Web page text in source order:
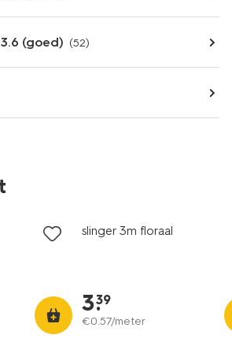
(goed) (52)
slinger 3m floraal
3.
39
€0.57/meter